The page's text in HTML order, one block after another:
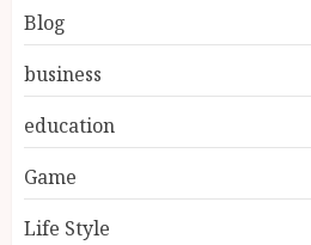
Blog
business
education
Game
Life Style